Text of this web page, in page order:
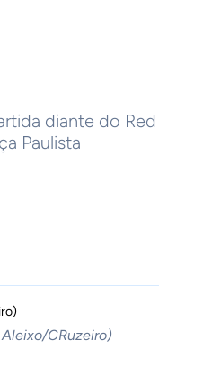
diante do Red
Paulista
CRuzeiro)